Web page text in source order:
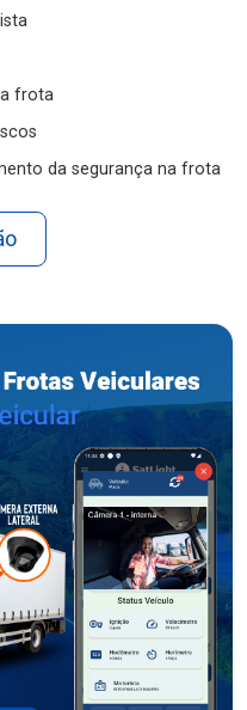
frota
da segurança na frota